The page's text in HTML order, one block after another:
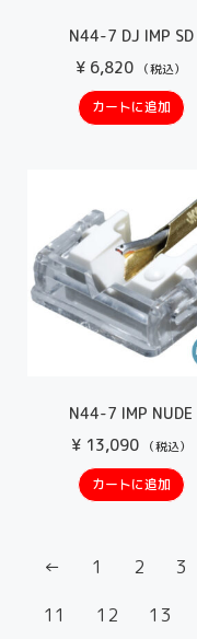
N44-7 DJ IMP SD
¥ 6,820 （税込）
カートに追加
N44-7 IMP NUDE
¥13,090 （税込）
カートに追加
← 1 2 3
11
12 13